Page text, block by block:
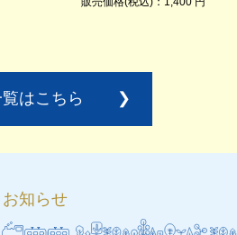
はこちら ❯
お知らせ